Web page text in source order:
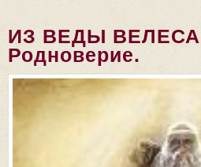
ИЗ ВЕДЫ ВЕЛЕСА
Родноверие.